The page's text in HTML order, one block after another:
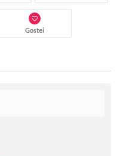
Gostei